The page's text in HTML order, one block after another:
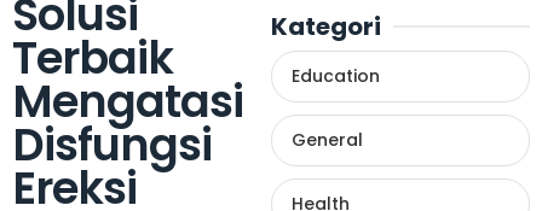
Kategori
Education
General
Health
Solusi
Terbaik
Mengatasi
Disfungsi
Ereksi